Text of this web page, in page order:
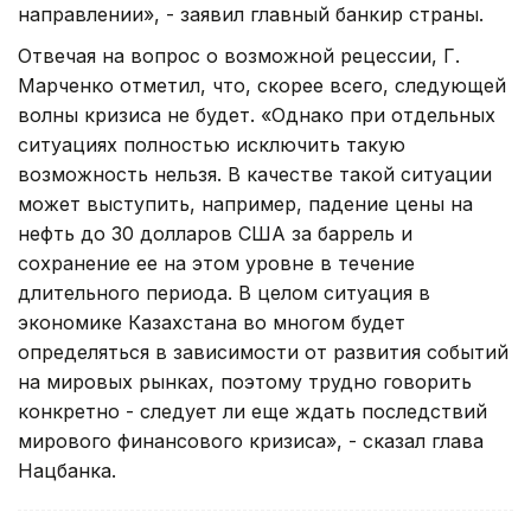
направлении», - заявил главный банкир страны.
Отвечая на вопрос о возможной рецессии, Г.
Марченко отметил, что, скорее всего, следующей
волны кризиса не будет. «Однако при отдельных
ситуациях полностью исключить такую
возможность нельзя. В качестве такой ситуации
может выступить, например, падение цены на
нефть до 30 долларов США за баррель и
сохранение ее на этом уровне в течение
длительного периода. В целом ситуация в
экономике Казахстана во многом будет
определяться в зависимости от развития событий
на мировых рынках, поэтому трудно говорить
конкретно - следует ли еще ждать последствий
мирового финансового кризиса», - сказал глава
Нацбанка.